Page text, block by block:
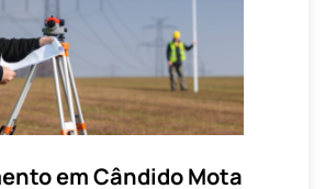
em Cândido Mota